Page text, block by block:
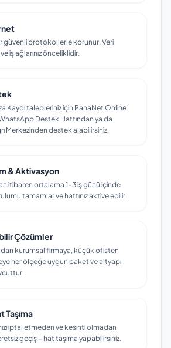
güvenli protokollerle korunur. Veri
iş ağlarınız önceliklidir.
Kaydı talepleriniz için PanaNet Online
Destek Hattından ya da
Merkezinden destek alabilirsiniz.
& Aktivasyon
itibaren ortalama 1–3 iş günü içinde
tamamlar ve hattınız aktive edilir.
Çözümler
kurumsal firmaya, küçük ofisten
her ölçeğe uygun paket ve altyapı
Taşıma
iptal etmeden ve kesinti olmadan
geçiş – hat taşıma yapabilirsiniz.